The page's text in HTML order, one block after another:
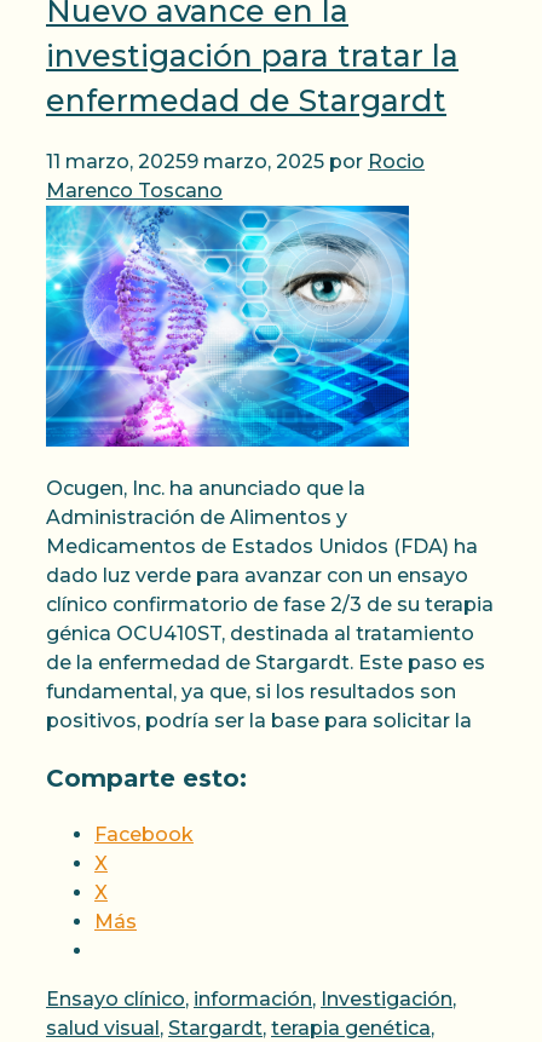
Nuevo avance en la
investigación para tratar la
enfermedad de Stargardt
11 marzo, 20259 marzo, 2025 por Rocio
Marenco Toscano
Ocugen, Inc. ha anunciado que la
Administración de Alimentos y
Medicamentos de Estados Unidos (FDA) ha
dado luz verde para avanzar con un ensayo
clínico confirmatorio de fase 2/3 de su terapia
génica OCU410ST, destinada al tratamiento
de la enfermedad de Stargardt. Este paso es
fundamental, ya que, si los resultados son
positivos, podría ser la base para solicitar la
Comparte esto:
Facebook
X
X
Más
Categorías
Ensayo clínico, información, Investigación,
salud visual , Stargardt, terapia genética,